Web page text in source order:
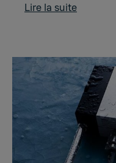
Lire la suite